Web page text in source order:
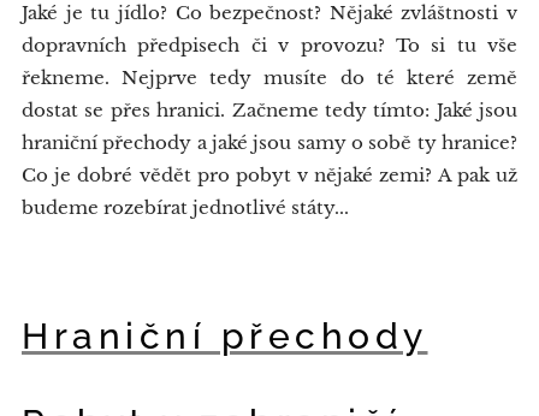
Jaké je tu jídlo? Co bezpečnost? Nějaké zvláštnosti v
dopravních předpisech či v provozu? To si tu vše
řekneme. Nejprve tedy musíte do té které země
dostat se přes hranici. Začneme tedy tímto: Jaké jsou
hraniční přechody a jaké jsou samy o sobě ty hranice?
Co je dobré vědět pro pobyt v nějaké zemi? A pak už
budeme rozebírat jednotlivé státy...
Hraniční přechody